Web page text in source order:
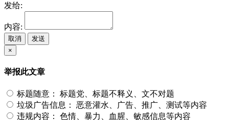
发给:
内容:
取消
发送
×
举报此文章
标题随意： 标题党、标题不释义、文不对题
垃圾广告信息： 恶意灌水、广告、推广、测试等内容
违规内容： 色情、暴力、血腥、敏感信息等内容